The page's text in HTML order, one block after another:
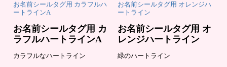
お名前シールタグ用 カラフルハ
ートラインA
お名前シールタグ用 カ
ラフルハートラインA
カラフルなハートライン
お名前シールタグ用 オレンジハ
ートライン
お名前シールタグ用 オ
レンジハートライン
緑のハートライン